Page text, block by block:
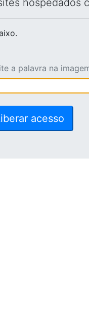
hospedados
a palavra na